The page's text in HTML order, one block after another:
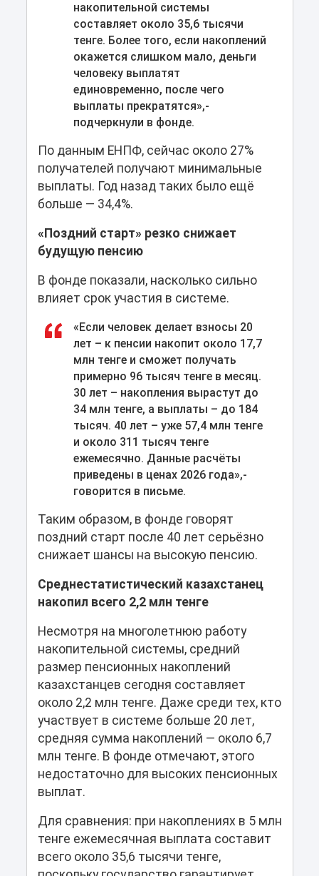
накопительной системы
составляет около 35,6 тысячи
тенге. Более того, если накоплений
окажется слишком мало, деньги
человеку выплатят
единовременно, после чего
выплаты прекратятся»,-
подчеркнули в фонде.
По данным ЕНПФ, сейчас около 27%
получателей получают минимальные
выплаты. Год назад таких было ещё
больше — 34,4%.
«Поздний старт» резко снижает
будущую пенсию
В фонде показали, насколько сильно
влияет срок участия в системе.
«Если человек делает взносы 20
лет – к пенсии накопит около 17,7
млн тенге и сможет получать
примерно 96 тысяч тенге в месяц.
30 лет – накопления вырастут до
34 млн тенге, а выплаты – до 184
тысяч. 40 лет – уже 57,4 млн тенге
и около 311 тысяч тенге
ежемесячно. Данные расчёты
приведены в ценах 2026 года»,-
говорится в письме.
Таким образом, в фонде говорят
поздний старт после 40 лет серьёзно
снижает шансы на высокую пенсию.
Среднестатистический казахстанец
накопил всего 2,2 млн тенге
Несмотря на многолетнюю работу
накопительной системы, средний
размер пенсионных накоплений
казахстанцев сегодня составляет
около 2,2 млн тенге. Даже среди тех, кто
участвует в системе больше 20 лет,
средняя сумма накоплений — около 6,7
млн тенге. В фонде отмечают, этого
недостаточно для высоких пенсионных
выплат.
Для сравнения: при накоплениях в 5 млн
тенге ежемесячная выплата составит
всего около 35,6 тысячи тенге,